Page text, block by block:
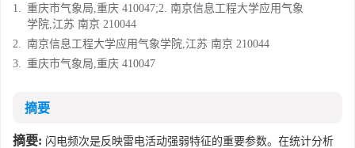
1. 重庆市气象局,重庆 410047;2. 南京信息工程大学应用气象
学院,江苏 南京 210044
2. 南京信息工程大学应用气象学院,江苏 南京 210044
3. 重庆市气象局,重庆 410047
摘要
摘要: 闪电频次是反映雷电活动强弱特征的重要参数。在统计分析